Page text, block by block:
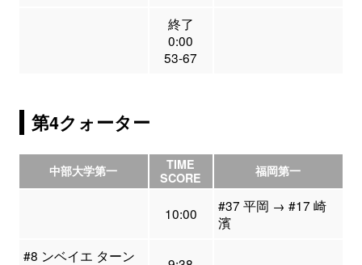
終了
0:00
53-67
第4クォーター
中部大学第一
TIME
SCORE
福岡第一
10:00
#37 平岡 → #17 崎
濱
#8 ンベイエ ターン